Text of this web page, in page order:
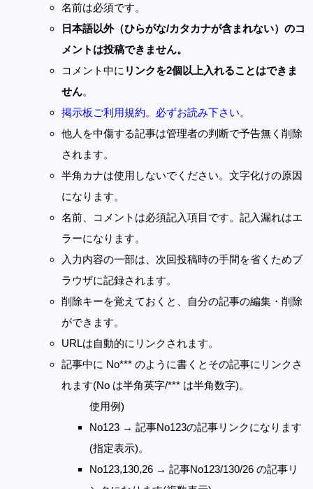
名前は必須です。
日本語以外（ひらがな/カタカナが含まれない）のコ
メントは投稿できません。
コメント中に リンクを2個以上入れることはできま
せん。
掲示板ご利用規約。必ずお読み下さい。
他人を中傷する記事は管理者の判断で予告無く削除
されます。
半角カナは使用しないでください。文字化けの原因
になります。
名前、コメントは必須記入項目です。記入漏れはエ
ラーになります。
入力内容の一部は、次回投稿時の手間を省くためブ
ラウザに記録されます。
削除キーを覚えておくと、自分の記事の編集・削除
ができます。
URLは自動的にリンクされます。
記事中に No*** のように書くとその記事にリンクさ
れます(No は半角英字/*** は半角数字)。
使用例)
No123 → 記事No123の記事リンクになります
(指定表示)。
No123,130,26 → 記事No123/130/26 の記事リ